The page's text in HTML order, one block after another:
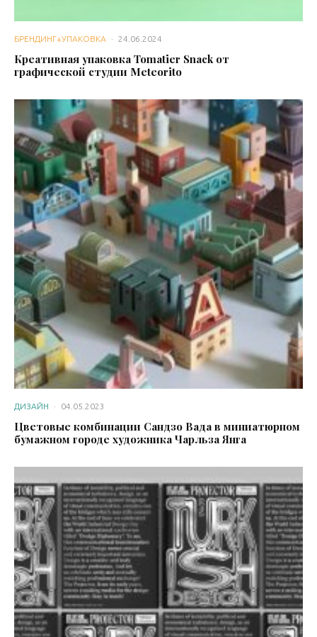
БРЕНДИНГ+УПАКОВКА · 24.06.2024
Креативная упаковка Tomatier Snack от
графической студии Meteorito
ДИЗАЙН · 04.05.2023
Цветовые комбинации Сандзо Вада в миниатюрном
бумажном городе художника Чарльза Янга